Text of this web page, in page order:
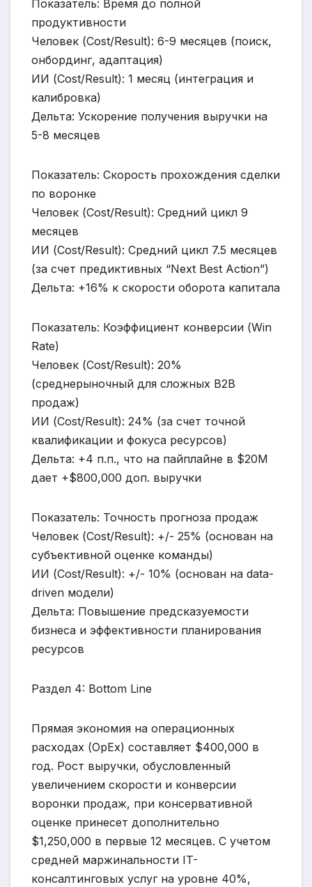
Показатель: Время до полной
продуктивности
Человек (Cost/Result): 6-9 месяцев (поиск,
онбординг, адаптация)
ИИ (Cost/Result): 1 месяц (интеграция и
калибровка)
Дельта: Ускорение получения выручки на
5-8 месяцев
Показатель: Скорость прохождения сделки
по воронке
Человек (Cost/Result): Средний цикл 9
месяцев
ИИ (Cost/Result): Средний цикл 7.5 месяцев
(за счет предиктивных “Next Best Action”)
Дельта: +16% к скорости оборота капитала
Показатель: Коэффициент конверсии (Win
Rate)
Человек (Cost/Result): 20%
(среднерыночный для сложных B2B
продаж)
ИИ (Cost/Result): 24% (за счет точной
квалификации и фокуса ресурсов)
Дельта: +4 п.п., что на пайплайне в $20M
дает +$800,000 доп. выручки
Показатель: Точность прогноза продаж
Человек (Cost/Result): +/- 25% (основан на
субъективной оценке команды)
ИИ (Cost/Result): +/- 10% (основан на data-
driven модели)
Дельта: Повышение предсказуемости
бизнеса и эффективности планирования
ресурсов
Раздел 4: Bottom Line
Прямая экономия на операционных
расходах (OpEx) составляет $400,000 в
год. Рост выручки, обусловленный
увеличением скорости и конверсии
воронки продаж, при консервативной
оценке принесет дополнительно
$1,250,000 в первые 12 месяцев. С учетом
средней маржинальности IT-
консалтинговых услуг на уровне 40%,